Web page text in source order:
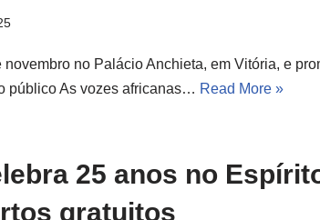
no Palácio Anchieta, em Vitória, e
público As vozes africanas… Read More »
25 anos no
gratuitos